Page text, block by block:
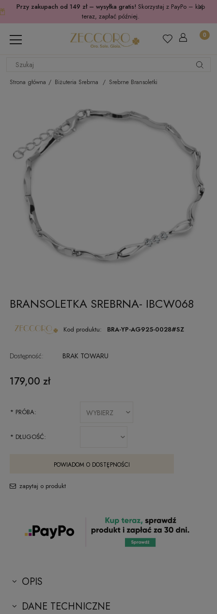
Przy zakupach od 149 zł – wysyłka gratis! Skorzystaj z PayPo – kup
teraz, zapłać później.
Strona główna Biżuteria Srebrna Srebrne Bransoletki
BRANSOLETKA SREBRNA- IBCW068
Kod produktu: BRA-YP-AG925-0028#SZ
Dostępność: BRAK TOWARU
179,00 zł
* PRÓBA:
* DŁUGOŚĆ:
POWIADOM O DOSTĘPNOŚCI
zapytaj o produkt
OPIS
DANE TECHNICZNE